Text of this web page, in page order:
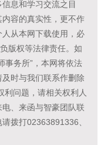
息和学习交流之目
容的真实性，更不作
从本网下载使用，必
版权等法律责任。如
事务所”，本网将依法
时与我们联系作删除
利问题，请相关权利人
、来函与智豪团队联
拨打02363891336、